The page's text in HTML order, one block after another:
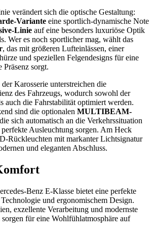
verändert sich die optische Gestaltung:
Variante eine sportlich-dynamische Note
Linie auf eine besonders luxuriöse Optik
Wer es noch sportlicher mag, wählt das
, das mit größeren Lufteinlässen, einer
und speziellen Felgendesigns für eine
Präsenz sorgt.
Karosserie unterstreichen die
des Fahrzeugs, wodurch sowohl der
auch die Fahrstabilität optimiert werden.
sind die optionalen MULTIBEAM-
sich automatisch an die Verkehrssituation
perfekte Ausleuchtung sorgen. Am Heck
Rückleuchten mit markanter Lichtsignatur
und eleganten Abschluss.
Benz E-Klasse bietet eine perfekte
und ergonomischem Design.
exzellente Verarbeitung und modernste
für eine Wohlfühlatmosphäre auf